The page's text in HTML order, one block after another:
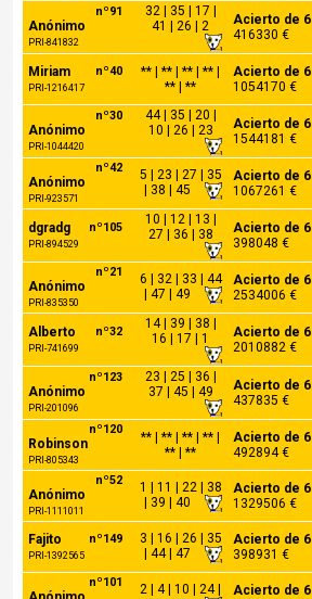
nº91
Anónimo
PRI-841832
32 | 35 | 17 |
41 | 26 | 2
Acierto de 6
416330 €
nº40
Miriam
PRI-1216417
** | ** | ** | ** |
** | **
Acierto de 6
1054170 €
nº30
Anónimo
PRI-1044420
44 | 35 | 20 |
10 | 26 | 23
Acierto de 6
1544181 €
nº42
Anónimo
PRI-923571
5 | 23 | 27 | 35
| 38 | 45
Acierto de 6
1067261 €
nº105
dgradg
PRI-894529
10 | 12 | 13 |
27 | 36 | 38
Acierto de 6
398048 €
nº21
Anónimo
PRI-835350
6 | 32 | 33 | 44
| 47 | 49
Acierto de 6
2534006 €
nº32
Alberto
PRI-741699
14 | 39 | 38 |
16 | 17 | 1
Acierto de 6
2010882 €
nº123
Anónimo
PRI-201096
23 | 25 | 36 |
37 | 45 | 49
Acierto de 6
437835 €
nº120
Robinson
PRI-805343
** | ** | ** | ** |
** | **
Acierto de 6
492894 €
nº52
Anónimo
PRI-1111011
1 | 11 | 22 | 38
| 39 | 40
Acierto de 6
1329506 €
nº149
Fajito
PRI-1392565
3 | 16 | 26 | 35
| 44 | 47
Acierto de 6
398931 €
nº101
2 | 4 | 10 | 24 |
Acierto de 6